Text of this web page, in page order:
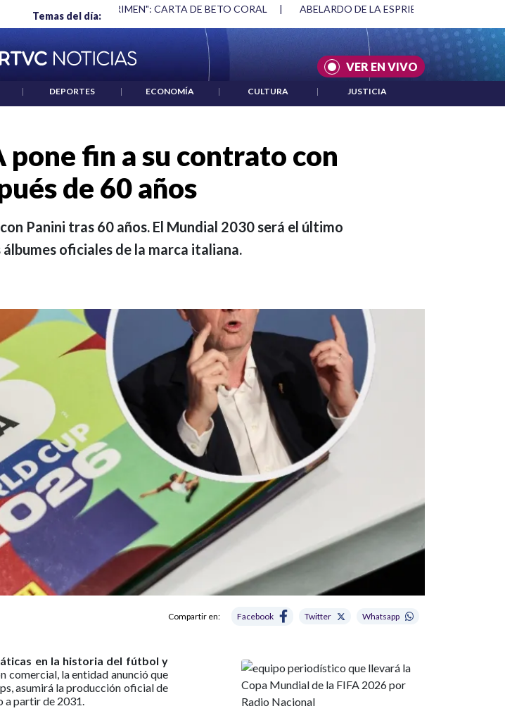
Temas del día:
CORAL ABELARDO DE LA ESPRIELLA Y DMG | ACUERDOS ENTRE ESTADOS UNIDOS E
VER EN VIVO
| DEPORTES | ECONOMÍA | CULTURA | JUSTICIA
pone fin a su contrato con
de 60 años
Panini tras 60 años. El Mundial 2030 será el último
oficiales de la marca italiana.
Compartir en: Facebook Twitter Whatsapp
en la historia del fútbol y
comercial, la entidad anunció que
asumirá la producción oficial de
a partir de 2031.